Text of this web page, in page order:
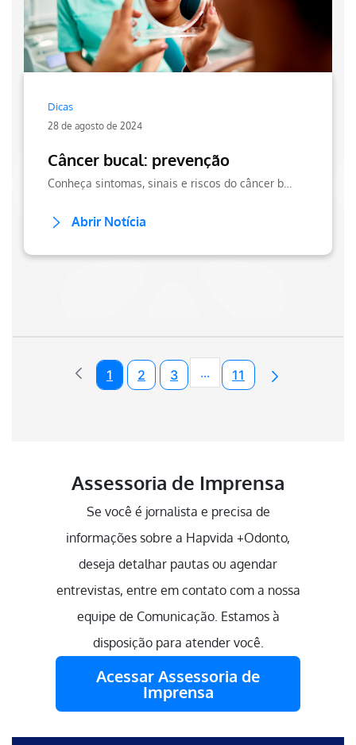
Dicas
28 de agosto de 2024
Câncer bucal: prevenção
Abrir Notícia
1 2 3 ...Páginas intermediárias
11
Assessoria de Imprensa
Se você é jornalista e precisa de
informações sobre a Hapvida +Odonto,
deseja detalhar pautas ou agendar
entrevistas, entre em contato com a nossa
equipe de Comunicação. Estamos à
disposição para atender você.
Acessar Assessoria de
Imprensa